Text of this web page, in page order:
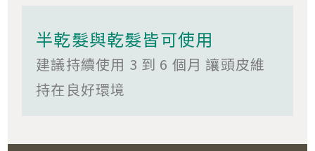
半乾髮與乾髮皆可使用
建議持續使用 3 到 6 個月 讓頭皮維
持在良好環境